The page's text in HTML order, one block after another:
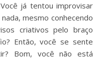
já tentou improvisar
mesmo conhecendo
criativos pelo braço
Então, você se sente
Bom, você não está